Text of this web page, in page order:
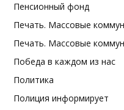
Пенсионный фонд
Печать. Массовые
Печать. Массовые
Победа в каждом из нас
Политика
Полиция информирует